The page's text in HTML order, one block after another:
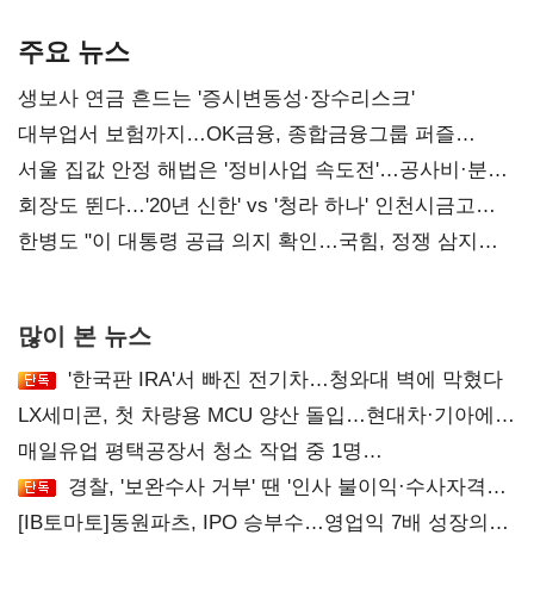
주요 뉴스
생보사 연금 흔드는 '증시변동성·장수리스크'
대부업서 보험까지…OK금융, 종합금융그룹 퍼즐
맞춘다
서울 집값 안정 해법은 '정비사업 속도전'…공사비·분쟁
해소도 과제
회장도 뛴다…'20년 신한' vs '청라 하나' 인천시금고
정면승부
한병도 "이 대통령 공급 의지 확인…국힘, 정쟁 삼지
많이 본 뉴스
'한국판 IRA'서 빠진 전기차…청와대 벽에 막혔다
LX세미콘, 첫 차량용 MCU 양산 돌입…현대차·기아에
공급
매일유업 평택공장서 청소 작업 중 1명
사망…"안전관리체계 재점검"
경찰, '보완수사 거부' 땐 '인사 불이익·수사자격
배제'
[IB토마토]동원파츠, IPO 승부수…영업익 7배 성장의